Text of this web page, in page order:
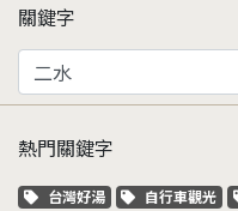
關鍵字
熱門關鍵字
關鍵字標籤
台灣好湯 關鍵字標籤
自行車觀光